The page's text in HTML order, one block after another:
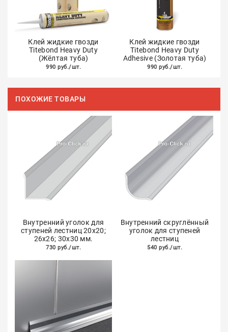
Клей жидкие гвозди
Titebond Heavy Duty
(Жёлтая туба)
990 руб./шт.
Клей жидкие гвозди
Titebond Heavy Duty
Adhesive (Золотая туба)
990 руб./шт.
ПОХОЖИЕ ТОВАРЫ
Внутренний уголок для
ступеней лестниц 20х20;
26х26; 30х30 мм.
730 руб./шт.
Внутренний скруглённый
уголок для ступеней
лестниц
540 руб./шт.